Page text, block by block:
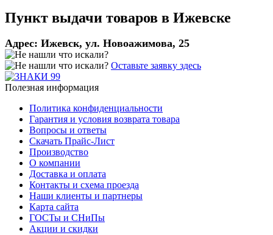
Пункт выдачи товаров в Ижевске
Адрес: Ижевск, ул. Новоажимова, 25
Оставьте заявку здесь
Полезная информация
Политика конфиденциальности
Гарантия и условия возврата товара
Вопросы и ответы
Скачать Прайс-Лист
Производство
О компании
Доставка и оплата
Контакты и схема проезда
Наши клиенты и партнеры
Карта сайта
ГОСТы и СНиПы
Акции и скидки